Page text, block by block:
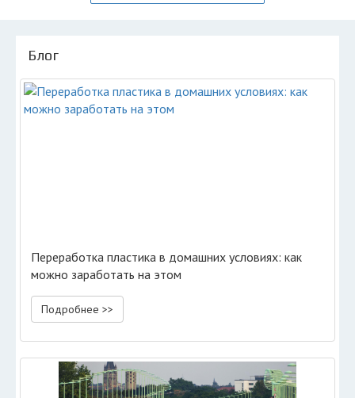
Блог
Переработка пластика в домашних условиях: как
можно заработать на этом
Подробнее >>